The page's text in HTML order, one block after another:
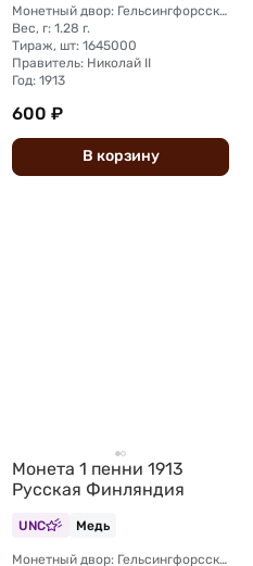
Монетный двор: Гельсингфорсский монетный двор (Финляндия)
Вес, г: 1.28 г.
Тираж, шт: 1645000
Правитель: Николай II
Год: 1913
600 ₽
В корзину
Монета 1 пенни 1913
Русская Финляндия
UNC Медь
Монетный двор: Гельсингфорсский монетный двор (Финляндия)